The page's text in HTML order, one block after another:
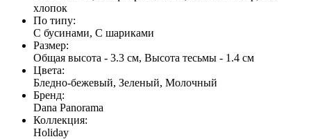
хлопок
По типу:
С бусинами, С шариками
Размер:
Общая высота - 3.3 см, Высота тесьмы - 1.4 см
Цвета:
Бледно-бежевый, Зеленый, Молочный
Бренд:
Dana Panorama
Коллекция:
Holiday